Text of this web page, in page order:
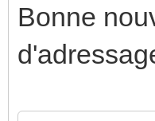
Bonne